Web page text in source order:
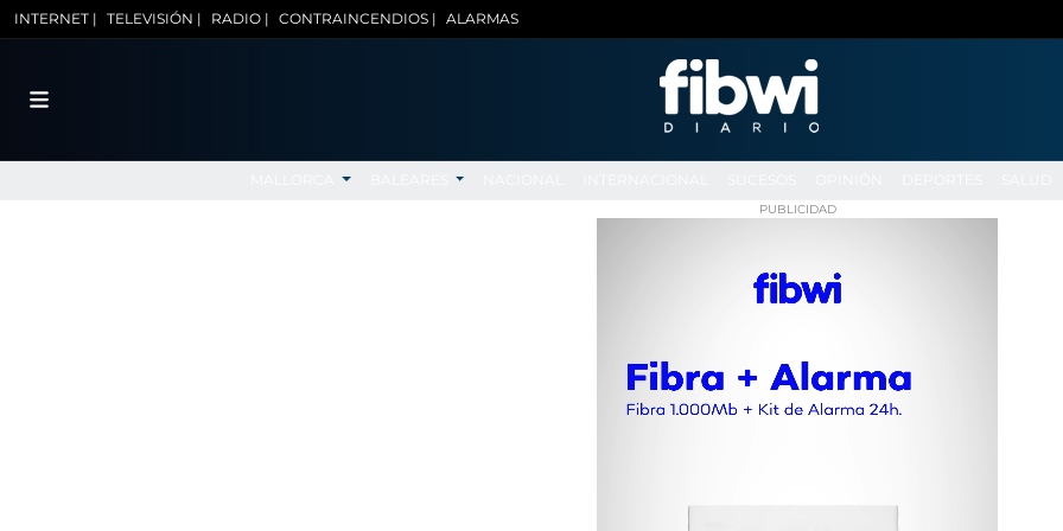
INTERNET | TELEVISIÓN | RADIO | CONTRAINCENDIOS | ALARMAS